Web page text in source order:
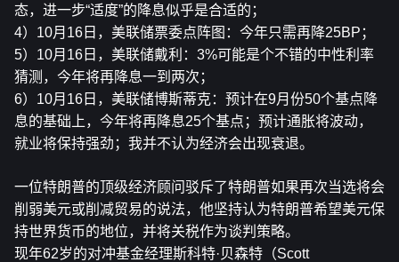
态，进一步“适度”的降息似乎是合适的；
4）10月16日，美联储票委点阵图：今年只需再降25BP；
5）10月16日，美联储戴利：3%可能是个不错的中性利率
猜测，今年将再降息一到两次；
6）10月16日，美联储博斯蒂克：预计在9月份50个基点降
息的基础上，今年将再降息25个基点；预计通胀将波动，
就业将保持强劲；我并不认为经济会出现衰退。
一位特朗普的顶级经济顾问驳斥了特朗普如果再次当选将会
削弱美元或削减贸易的说法，他坚持认为特朗普希望美元保
持世界货币的地位，并将关税作为谈判策略。
现年62岁的对冲基金经理斯科特·贝森特（Scott